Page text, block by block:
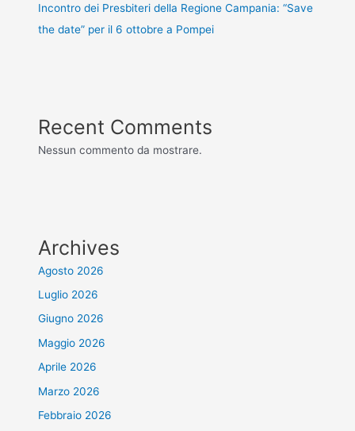
Incontro dei Presbiteri della Regione Campania: “Save
the date” per il 6 ottobre a Pompei
Recent Comments
Nessun commento da mostrare.
Archives
Agosto 2026
Luglio 2026
Giugno 2026
Maggio 2026
Aprile 2026
Marzo 2026
Febbraio 2026